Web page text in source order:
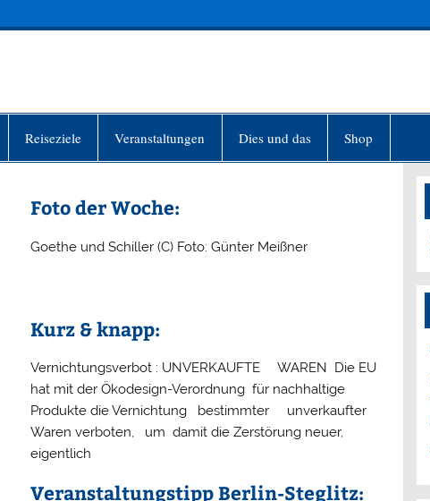
Reiseziele Veranstaltungen Dies und das Shop
Foto der Woche:
Goethe und Schiller (C) Foto: Günter Meißner
Kurz & knapp:
Vernichtungsverbot : UNVERKAUFTE WAREN Die EU
hat mit der Ökodesign-Verordnung für nachhaltige
Produkte die Vernichtung bestimmter unverkaufter
Waren verboten, um damit die Zerstörung neuer,
eigentlich
Veranstaltungstipp Berlin-Steglitz: